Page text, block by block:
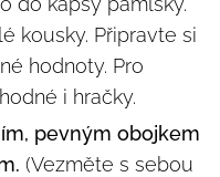
kousky. Připravte si
hodnoty. Pro
i hračky.
pevným obojkem
(Vezměte s sebou